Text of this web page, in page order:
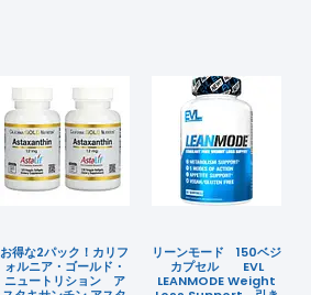
お得な2パック！カリフ
ォルニア・ゴールド・
ニュートリション ア
リーンモード 150ベジ
カプセル EVL
LEANMODE Weight